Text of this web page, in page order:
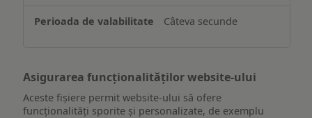
dispozitiv
Câteva secunde
Asigurarea funcționalităților website-ului
Aceste fișiere permit website-ului să ofere
funcționalități sporite și personalizate, de exemplu